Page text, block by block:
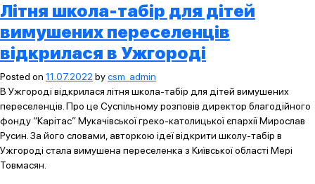
Літня школа-табір для дітей
вимушених переселенців
відкрилася в Ужгороді
Posted on 11.07.2022 bycsm_admin
В Ужгороді відкрилася літня школа-табір для дітей вимушених
переселенців. Про це Суспільному розповів директор благодійного
фонду “Карітас” Мукачівської греко-католицької єпархії Мирослав
Русин. За його словами, авторкою ідеї відкрити школу-табір в
Ужгороді стала вимушена переселенка з Київської області Мері
Товмасян.